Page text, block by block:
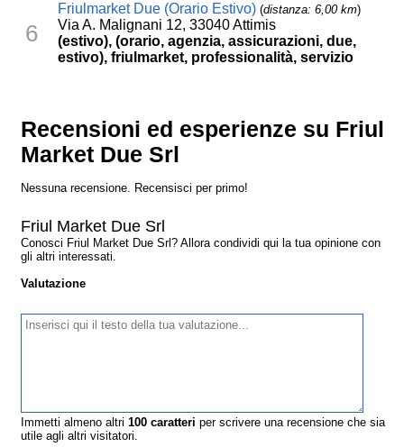
6
Friulmarket Due (Orario Estivo) (distanza: 6,00 km)
Via A. Malignani 12, 33040 Attimis
(estivo), (orario, agenzia, assicurazioni, due,
estivo), friulmarket, professionalità, servizio
Recensioni ed esperienze su Friul
Market Due Srl
Nessuna recensione. Recensisci per primo!
Friul Market Due Srl
Conosci Friul Market Due Srl? Allora condividi qui la tua opinione con
gli altri interessati.
Valutazione
Immetti almeno altri100 caratteri per scrivere una recensione che sia
utile agli altri visitatori.